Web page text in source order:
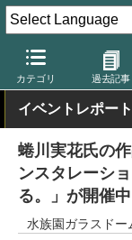
カテゴリ 過去記事
デジカメ Watch 撮
イベントレポート
蜷川実花氏の
ンスタレーシ
る。」が開催中
水族園ガラスドー